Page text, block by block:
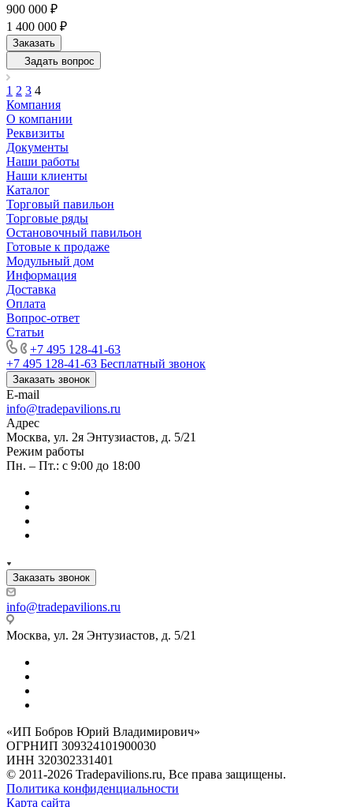
900 000 ₽
1 400 000 ₽
Заказать
Задать вопрос
1 2 3 4
Компания
О компании
Реквизиты
Документы
Наши работы
Наши клиенты
Каталог
Торговый павильон
Торговые ряды
Остановочный павильон
Готовые к продаже
Модульный дом
Информация
Доставка
Оплата
Вопрос-ответ
Статьи
+7 495 128-41-63
+7 495 128-41-63 Бесплатный звонок
Заказать звонок
E-mail
info@tradepavilions.ru
Адрес
Москва, ул. 2я Энтузиастов, д. 5/21
Режим работы
Пн. – Пт.: с 9:00 до 18:00
Заказать звонок
info@tradepavilions.ru
Москва, ул. 2я Энтузиастов, д. 5/21
«ИП Бобров Юрий Владимирович»
ОГРНИП 309324101900030
ИНН 320302331401
© 2011-2026 Tradepavilions.ru, Все права защищены.
Политика конфиденциальности
Карта сайта